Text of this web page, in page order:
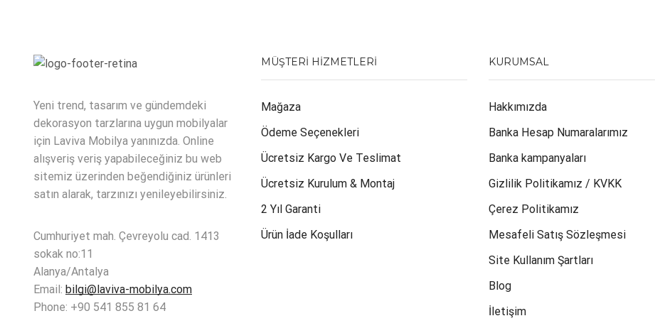
Yeni trend, tasarım ve gündemdeki
dekorasyon tarzlarına uygun mobilyalar
için Laviva Mobilya yanınızda. Online
alışveriş veriş yapabileceğiniz bu web
sitemiz üzerinden beğendiğiniz ürünleri
satın alarak, tarzınızı yenileyebilirsiniz.
Cumhuriyet mah. Çevreyolu cad. 1413
sokak no:11
Alanya/Antalya
Email: bilgi@laviva-mobilya.com
Phone: +90 541 855 81 64
MÜŞTERI HIZMETLERI
Mağaza
Ödeme Seçenekleri
Ücretsiz Kargo Ve Teslimat
Ücretsiz Kurulum & Montaj
2 Yıl Garanti
Ürün İade Koşulları
KURUMSAL
Hakkımızda
Banka Hesap Numaralarımız
Banka kampanyaları
Gizlilik Politikamız / KVKK
Çerez Politikamız
Mesafeli Satış Sözleşmesi
Site Kullanım Şartları
Blog
İletişim